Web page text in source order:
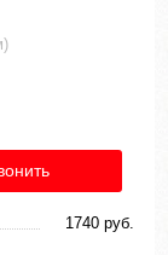
1740 руб.